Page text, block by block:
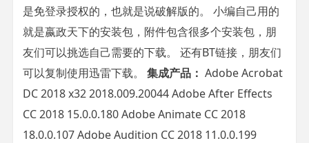
是免登录授权的，也就是说破解版的。 小编自己用的
就是嬴政天下的安装包，附件包含很多个安装包，朋
友们可以挑选自己需要的下载。 还有BT链接，朋友们
可以复制使用迅雷下载。 集成产品： Adobe Acrobat
DC 2018 x32 2018.009.20044 Adobe After Effects
CC 2018 15.0.0.180 Adobe Animate CC 2018
18.0.0.107 Adobe Audition CC 2018 11.0.0.199